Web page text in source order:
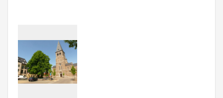
Persoon of collectief